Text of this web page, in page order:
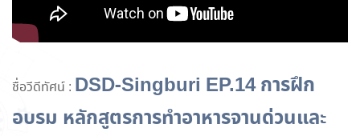
ชื่อวีดีทัศน์ : DSD-Singburi EP.14 การฝึก
อบรม หลักสูตรการทำอาหารจานด่วนและ